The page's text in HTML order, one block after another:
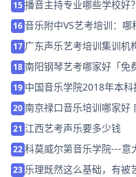
15播音主持专业哪些学校好？
16音乐附中VS艺考培训：哪
17 广东声乐艺考培训集训机
18南阳钢琴艺考哪家好「免
19 中国音乐学院2018年本
20南京禄口音乐培训哪家好
21 江西艺考声乐要多少钱
22科莫威尔第音乐学院---意
23 乐理既然这么基础，有被